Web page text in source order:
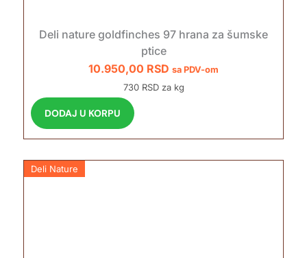
Deli nature goldfinches 97 hrana za šumske
ptice
10.950,00 RSD sa PDV-om
730 RSD za kg
DODAJ U KORPU
Deli Nature